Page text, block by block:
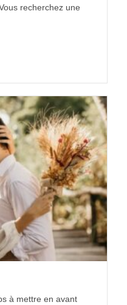
recherchez une
à mettre en avant